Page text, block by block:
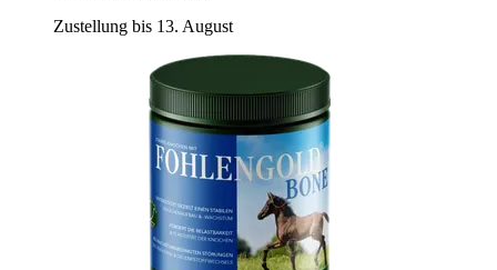
Zustellung bis 13. August